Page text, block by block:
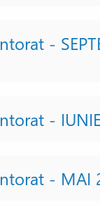
-
-
- MAI